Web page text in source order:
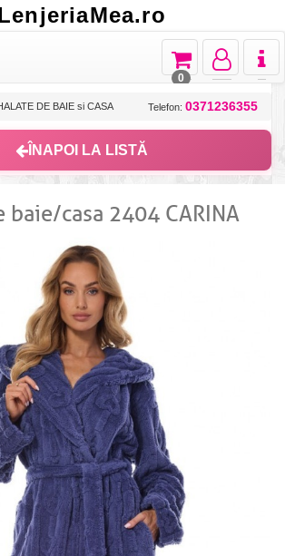
Toggle
Toggle
navigation
Toggle
navigation
0
DE BAIE si CASA Telefon: 0371236355
ÎNAPOI LA LISTĂ
baie/casa 2404 CARINA